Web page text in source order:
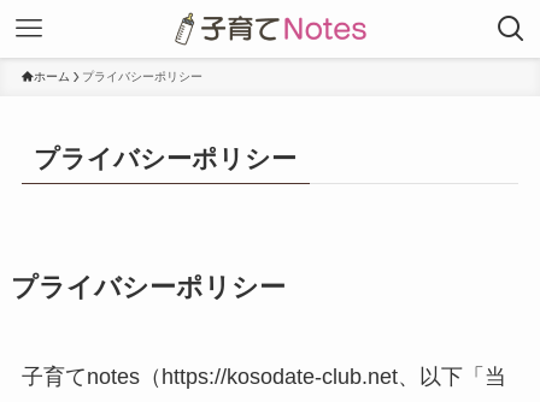
ホーム プライバシーポリシー
プライバシーポリシー
プライバシーポリシー
子育てnotes（https://kosodate-club.net、以下「当